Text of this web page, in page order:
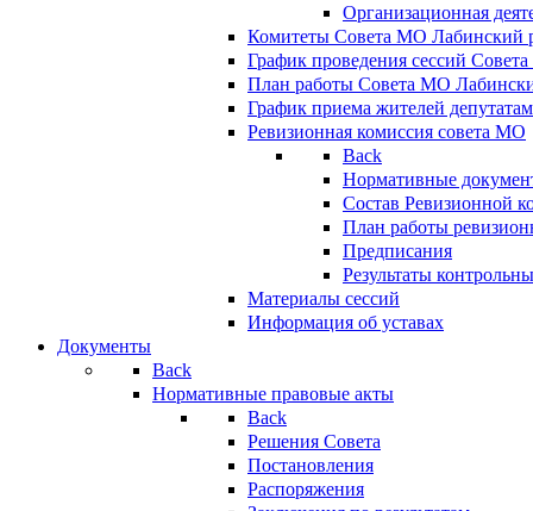
Организационная
Комитеты Совета МО Лабинский
График проведения сессий
План работы Совета МО
График приема жителей
Ревизионная комиссия совета МО
Back
Нормативные
Состав Ревизионной
План работы
Предписания
Результаты
Материалы сессий
Информация об уставах
Документы
Back
Нормативные правовые акты
Back
Решения Совета
Постановления
Распоряжения